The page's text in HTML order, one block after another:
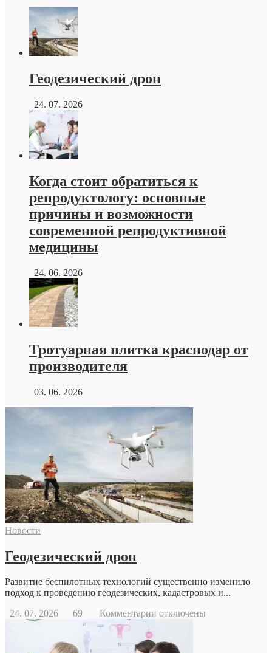
Геодезический дрон
24. 07. 2026
Когда стоит обратиться к
репродуктологу: основные
причины и возможности
современной репродуктивной
медицины
24. 06. 2026
Тротуарная плитка краснодар от
производителя
03. 06. 2026
Новости
Геодезический дрон
Развитие беспилотных технологий существенно изменило
подход к проведению геодезических, кадастровых и...
24. 07. 2026
69 Комментарии к
дрон
отключены